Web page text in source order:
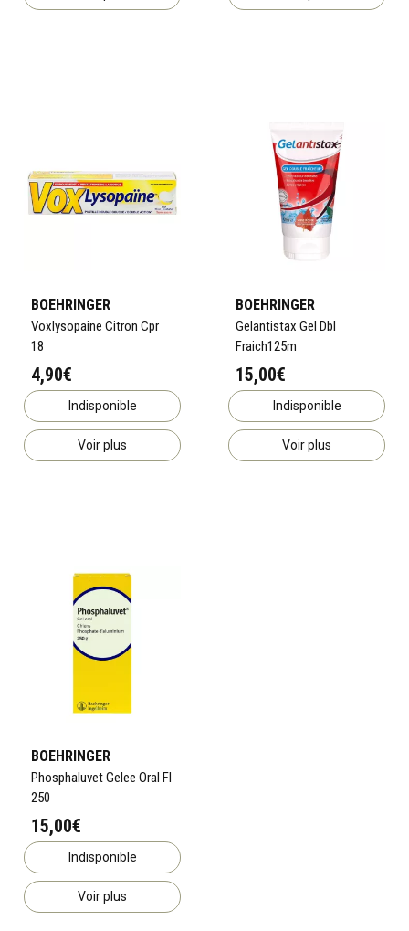
BOEHRINGER
Voxlysopaine Citron Cpr
18
4,90€
Indisponible
Voir plus
BOEHRINGER
Gelantistax Gel Dbl
Fraich125m
15,00€
Indisponible
Voir plus
BOEHRINGER
Phosphaluvet Gelee Oral Fl
250
15,00€
Indisponible
Voir plus